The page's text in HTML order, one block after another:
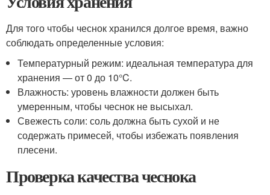
Для того чтобы чеснок хранился долгое время, важно
соблюдать определенные условия:
Температурный режим: идеальная температура для
хранения — от 0 до 10°C.
Влажность: уровень влажности должен быть
умеренным, чтобы чеснок не высыхал.
Свежесть соли: соль должна быть сухой и не
содержать примесей, чтобы избежать появления
плесени.
Проверка качества чеснока